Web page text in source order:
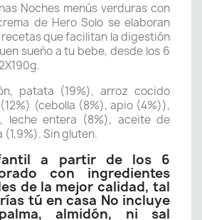
Noches menús verduras con
de Hero Solo se elaboran
que facilitan la digestión
sueño a tu bebe, desde los 6
patata (19%), arroz cocido
(cebolla (8%), apio (4%)),
leche entera (8%), aceite de
Sin gluten.
a partir de los 6
con ingredientes
de la mejor calidad, tal
tú en casa No incluye
almidón, ni sal